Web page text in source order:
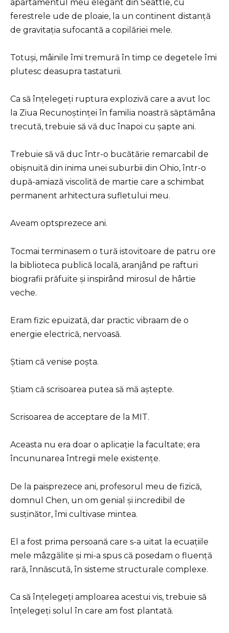
apartamentul meu elegant din Seattle, cu
ferestrele ude de ploaie, la un continent distanță
de gravitația sufocantă a copilăriei mele.
Totuși, mâinile îmi tremură în timp ce degetele îmi
plutesc deasupra tastaturii.
Ca să înțelegeți ruptura explozivă care a avut loc
la Ziua Recunoștinței în familia noastră săptămâna
trecută, trebuie să vă duc înapoi cu șapte ani.
Trebuie să vă duc într-o bucătărie remarcabil de
obișnuită din inima unei suburbii din Ohio, într-o
după-amiază viscolită de martie care a schimbat
permanent arhitectura sufletului meu.
Aveam optsprezece ani.
Tocmai terminasem o tură istovitoare de patru ore
la biblioteca publică locală, aranjând pe rafturi
biografii prăfuite și inspirând mirosul de hârtie
veche.
Eram fizic epuizată, dar practic vibraam de o
energie electrică, nervoasă.
Știam că venise poșta.
Știam că scrisoarea putea să mă aștepte.
Scrisoarea de acceptare de la MIT.
Aceasta nu era doar o aplicație la facultate; era
încununarea întregii mele existențe.
De la paisprezece ani, profesorul meu de fizică,
domnul Chen, un om genial și incredibil de
susținător, îmi cultivase mintea.
El a fost prima persoană care s-a uitat la ecuațiile
mele mâzgălite și mi-a spus că posedam o fluență
rară, înnăscută, în sisteme structurale complexe.
Ca să înțelegeți amploarea acestui vis, trebuie să
înțelegeți solul în care am fost plantată.